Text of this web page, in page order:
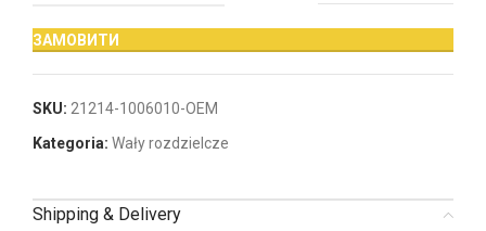
ЗАМОВИТИ
SKU: 21214-1006010-OEM
Kategoria: Wały rozdzielcze
Shipping & Delivery